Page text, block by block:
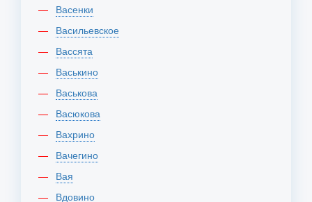
Васенки
Васильевское
Вассята
Васькино
Васькова
Васюкова
Вахрино
Вачегино
Вая
Вдовино